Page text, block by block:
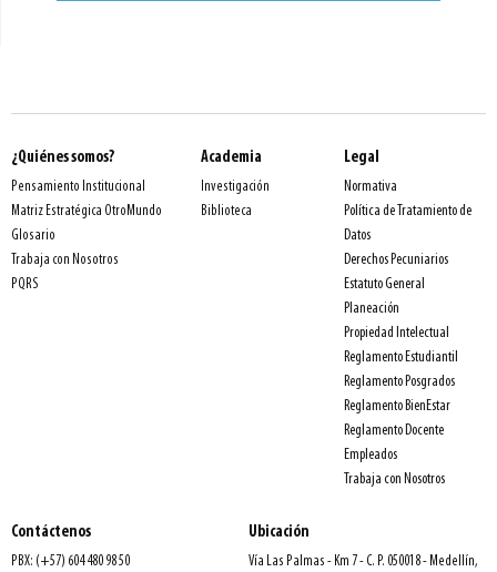
¿Quiénes somos?
Pensamiento Institucional
Matriz Estratégica OtroMundo
Glosario
Trabaja con Nosotros
PQRS
Academia
Investigación
Biblioteca
Legal
Normativa
Política de Tratamiento de
Datos
Derechos Pecuniarios
Estatuto General
Planeación
Propiedad Intelectual
Reglamento Estudiantil
Reglamento Posgrados
Reglamento BienEstar
Reglamento Docente
Empleados
Trabaja con Nosotros
Contáctenos
PBX: (+57) 604 480 98 50
Ubicación
Vía Las Palmas - Km 7 - C. P. 050018 - Medellín,